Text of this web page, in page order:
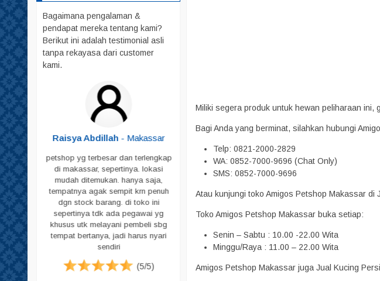
Miliki segera produk untuk hewan peliharaan ini,
Bagi Anda yang berminat, silahkan hubungi
Telp: 0821-2000-2829
WA: 0852-7000-9696 (Chat Only)
SMS: 0852-7000-9696
Atau kunjungi toko Amigos Petshop Makassar
Toko Amigos Petshop Makassar buka setiap:
Senin – Sabtu : 10.00 -22.00 Wita
Minggu/Raya : 11.00 – 22.00 Wita
Amigos Petshop Makassar juga Jual Kucing
Pakaian
Parfum
Pelebat Bulu
Sendok PUP
Sikat Bulu
Sisir
Skop PUP
Tas & Cannel Box
Tempat Makan
Tempat PUP
Pampers
Bagaimana pengalaman &
pendapat mereka tentang kami?
Berikut ini adalah testimonial asli
tanpa rekayasa dari customer
kami.
Raisya Abdillah - Makassar
petshop yg terbesar dan terlengkap
di makassar, sepertinya. lokasi
mudah ditemukan. hanya saja,
tempatnya agak sempit krn penuh
dgn stock barang. di toko ini
sepertinya tdk ada pegawai yg
khusus utk melayani pembeli sbg
tempat bertanya, jadi harus nyari
sendiri
(5/5)